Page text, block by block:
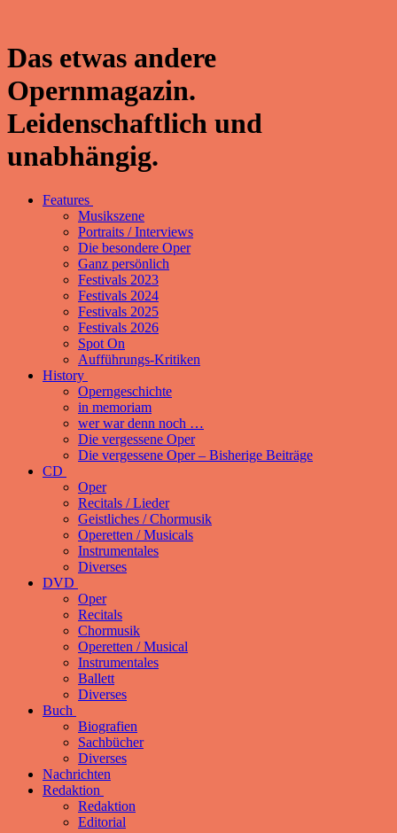
Das etwas andere
Opernmagazin.
Leidenschaftlich und
unabhängig.
Features
Musikszene
Portraits / Interviews
Die besondere Oper
Ganz persönlich
Festivals 2023
Festivals 2024
Festivals 2025
Festivals 2026
Spot On
Aufführungs-Kritiken
History
Operngeschichte
in memoriam
wer war denn noch …
Die vergessene Oper
Die vergessene Oper – Bisherige Beiträge
CD
Oper
Recitals / Lieder
Geistliches / Chormusik
Operetten / Musicals
Instrumentales
Diverses
DVD
Oper
Recitals
Chormusik
Operetten / Musical
Instrumentales
Ballett
Diverses
Buch
Biografien
Sachbücher
Diverses
Nachrichten
Redaktion
Redaktion
Editorial